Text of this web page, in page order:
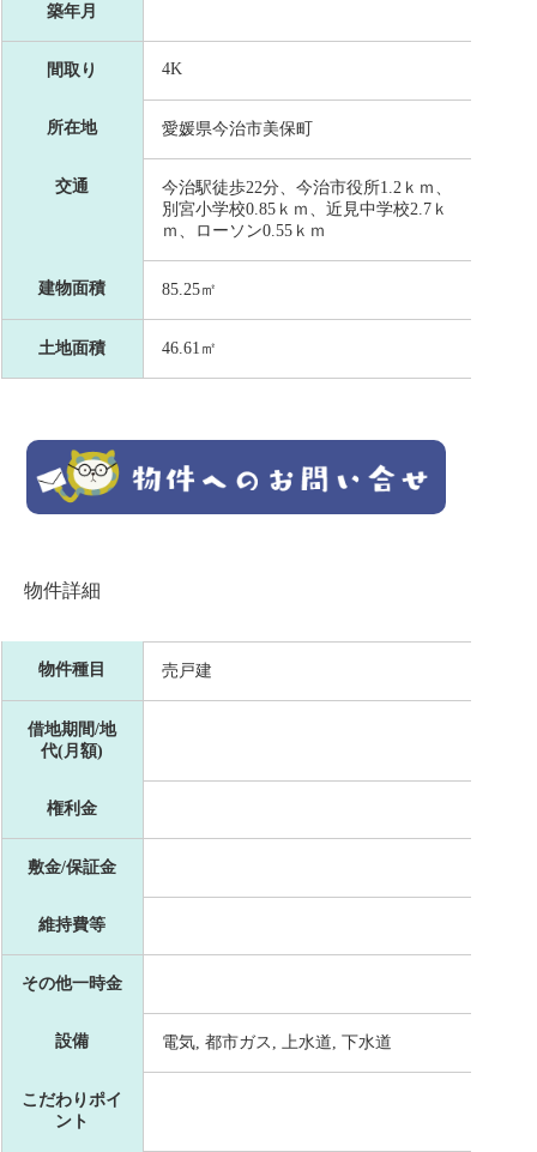
築年月
間取り 4K
所在地 愛媛県今治市美保町
交通
今治駅徒歩22分、今治市役所1.2ｋｍ、
別宮小学校0.85ｋｍ、近見中学校2.7ｋ
ｍ、ローソン0.55ｋｍ
建物面積 85.25㎡
土地面積 46.61㎡
物件詳細
物件種目 売戸建
借地期間/地
代(月額)
権利金
敷金/保証金
維持費等
その他一時金
設備 電気, 都市ガス, 上水道, 下水道
こだわりポイ
ント